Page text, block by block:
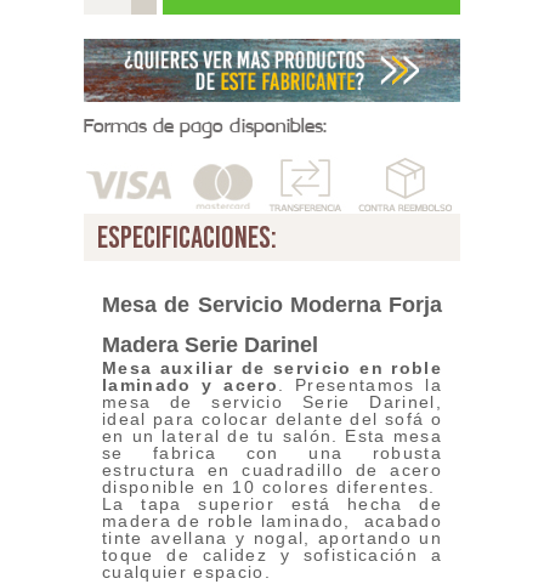
Formas de pago disponibles:
especificaciones:
Mesa de Servicio Moderna Forja
Madera Serie Darinel
Mesa auxiliar de servicio en roble
laminado y acero. Presentamos la
mesa de servicio Serie Darinel,
ideal para colocar delante del sofá o
en un lateral de tu salón. Esta mesa
se fabrica con una robusta
estructura en cuadradillo de acero
disponible en 10 colores diferentes.
La tapa superior está hecha de
madera de roble laminado, acabado
tinte avellana y nogal, aportando un
toque de calidez y sofisticación a
cualquier espacio.